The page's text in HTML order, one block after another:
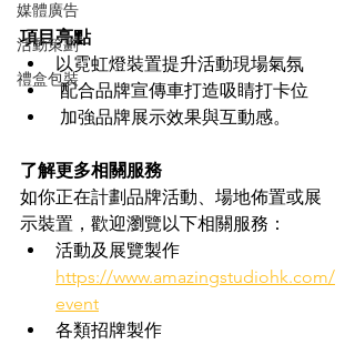
媒體廣告
活動策劃
禮盒包裝
項目亮點
以霓虹燈裝置提升活動現場氣氛
配合品牌宣傳車打造吸睛打卡位
加強品牌展示效果與互動感。
了解更多相關服務
如你正在計劃品牌活動、場地佈置或展
示裝置，歡迎瀏覽以下相關服務：
活動及展覽製作
https://www.amazingstudiohk.com/
event
各類招牌製作